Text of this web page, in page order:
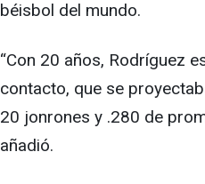
béisbol del mundo.
“Con 20 años, Rodríguez
contacto, que se
20 jonrones y .280 de
añadió.